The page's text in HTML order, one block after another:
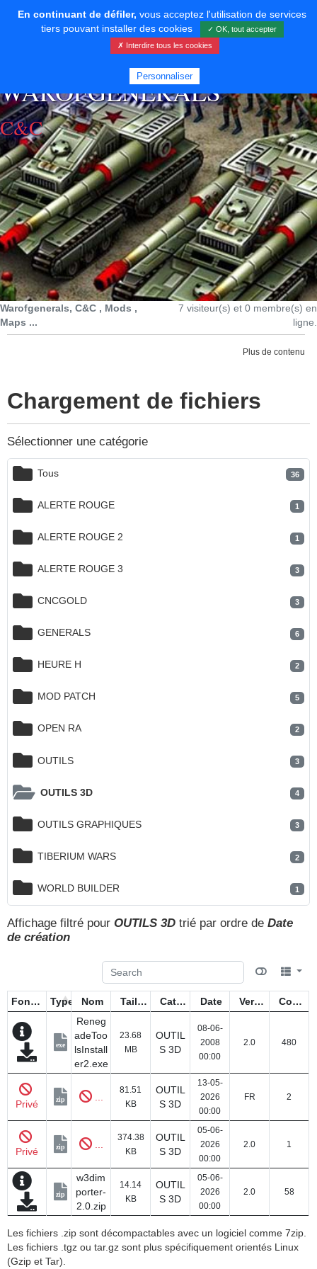
⚡ SOUTENIR LE DÉVELOPPEMENT
WAROFGENERALS
C&C
Warofgenerals, C&C , Mods ,
Maps ...
7 visiteur(s) et 0 membre(s) en
ligne.
Plus de contenu
Chargement de fichiers
Sélectionner une catégorie
Tous 36
ALERTE ROUGE 1
ALERTE ROUGE 2 1
ALERTE ROUGE 3 3
CNCGOLD 3
GENERALS 6
HEURE H 2
MOD PATCH 5
OPEN RA 2
OUTILS 3
OUTILS 3D 4
OUTILS GRAPHIQUES 3
TIBERIUM WARS 2
WORLD BUILDER 1
Affichage filtré pourOUTILS 3D trié par ordre deDate
de création
Fonctions Type Nom Taille Catégorie Date Version Compteur
exe
Reneg
adeToo
lsInstall
er2.exe
23.68
MB
OUTIL
S 3D
08-06-
2008
00:00
2.0 480
Privé zip
81.51
KB
OUTIL
S 3D
13-05-
2026
00:00
FR 2
Privé zip
374.38
KB
OUTIL
S 3D
05-06-
2026
00:00
2.0 1
zip
w3dim
porter-
2.0.zip
14.14
KB
OUTIL
S 3D
05-06-
2026
00:00
2.0 58
Les fichiers .zip sont décompactables avec un logiciel comme 7zip.
Les fichiers .tgz ou tar.gz sont plus spécifiquement orientés Linux
(Gzip et Tar).
En continuant de défiler, vous acceptez l'utilisation de services
tiers pouvant installer des cookies
✓ OK, tout accepter
✗ Interdire tous les cookies
Personnaliser